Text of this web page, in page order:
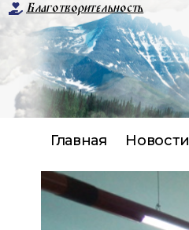
Благотворительность
Главная Новости